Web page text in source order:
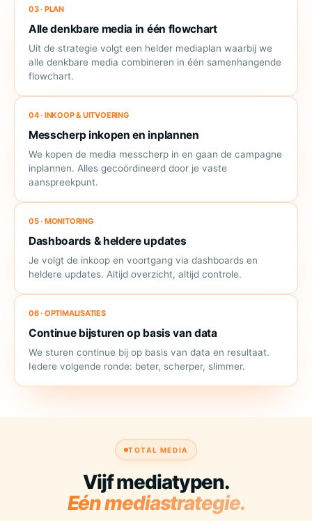
03 · PLAN
Alle denkbare media in één flowchart
Uit de strategie volgt een helder mediaplan waarbij we
alle denkbare media combineren in één samenhangende
flowchart.
04 · INKOOP & UITVOERING
Messcherp inkopen en inplannen
We kopen de media messcherp in en gaan de campagne
inplannen. Alles gecoördineerd door je vaste
aanspreekpunt.
05 · MONITORING
Dashboards & heldere updates
Je volgt de inkoop en voortgang via dashboards en
heldere updates. Altijd overzicht, altijd controle.
06 · OPTIMALISATIES
Continue bijsturen op basis van data
We sturen continue bij op basis van data en resultaat.
Iedere volgende ronde: beter, scherper, slimmer.
TOTAL MEDIA
Vijf mediatypen.
Eén mediastrategie.